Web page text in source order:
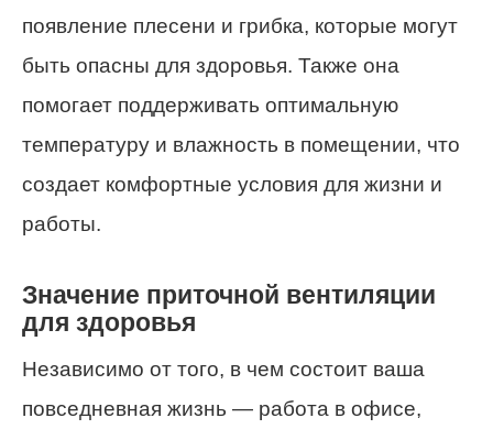
появление плесени и грибка, которые могут
быть опасны для здоровья. Также она
помогает поддерживать оптимальную
температуру и влажность в помещении, что
создает комфортные условия для жизни и
работы.
Значение приточной вентиляции
для здоровья
Независимо от того, в чем состоит ваша
повседневная жизнь — работа в офисе,